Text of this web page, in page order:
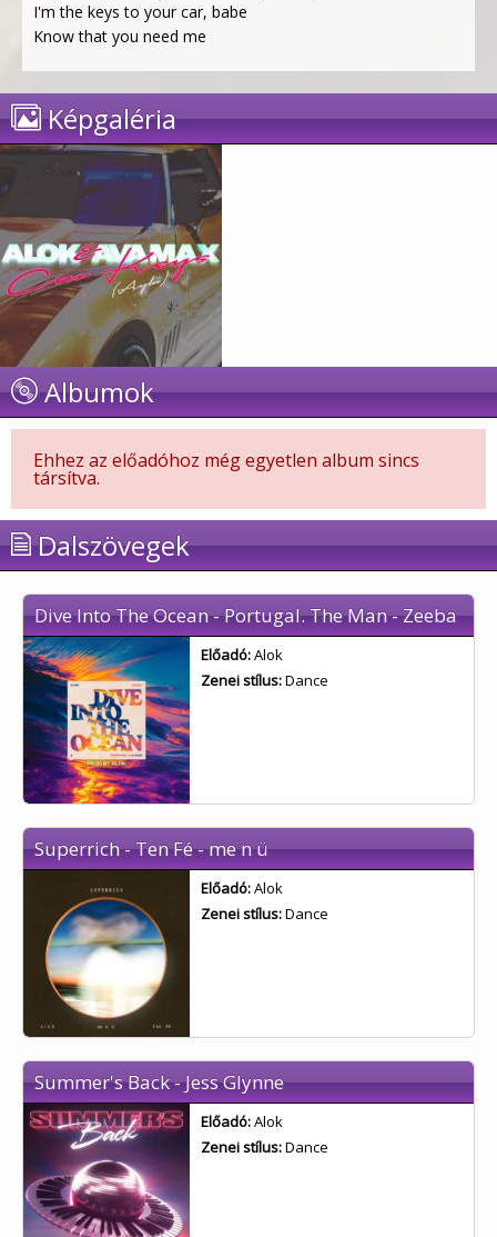
I'm the keys to your car, babe
Know that you need me
Képgaléria
Albumok
Ehhez az előadóhoz még egyetlen album sincs
társítva.
Dalszövegek
Dive Into The Ocean - Portugal. The Man - Zeeba
Előadó:Alok
Zenei stílus:Dance
Superrich - Ten Fé - me n ü
Előadó:Alok
Zenei stílus:Dance
Summer's Back - Jess Glynne
Előadó:Alok
Zenei stílus:Dance